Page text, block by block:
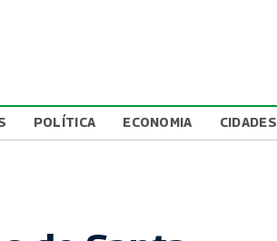
POLÍTICA ECONOMIA CIDADES